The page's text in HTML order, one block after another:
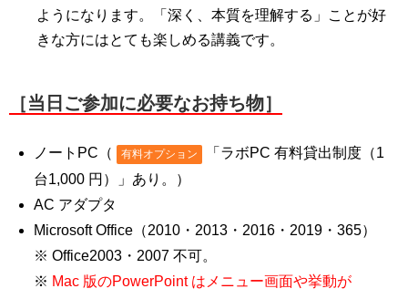
ようになります。「深く、本質を理解する」ことが好
きな方にはとても楽しめる講義です。
［当日ご参加に必要なお持ち物］
ノートPC（ 有料オプション
「ラボPC 有料貸出制度（1
台1,000 円）」あり。）
AC アダプタ
Microsoft Office（2010・2013・2016・2019・365）
※ Office2003・2007 不可。
※ Mac 版のPowerPoint はメニュー画面や挙動が